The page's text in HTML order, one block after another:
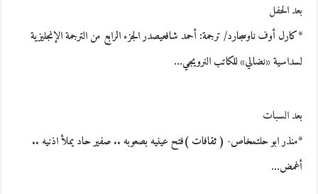
بعد الحفل
*كارل أوف ناوسجارد/ ترجمة: أحمد شافعيصدر الجزء الرابع من الترجمة الإنجليزية
لسداسية «نضالي» للكاتب النرويجي…
بعد السبات
*منذر ابو حلتمخاص- ( ثقافات )فتح عينيه بصعوبه .. صفير حاد يملأ اذنيه ..
أغمض…